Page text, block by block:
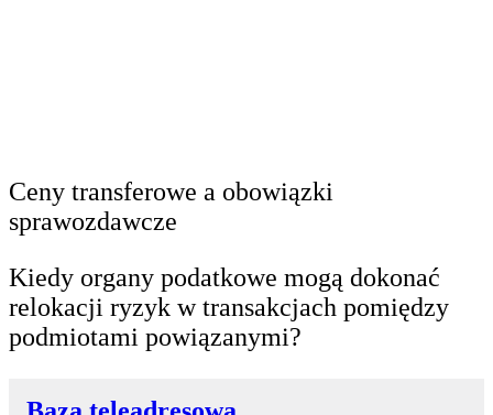
Ceny transferowe a obowiązki
sprawozdawcze
Kiedy organy podatkowe mogą dokonać
relokacji ryzyk w transakcjach pomiędzy
podmiotami powiązanymi?